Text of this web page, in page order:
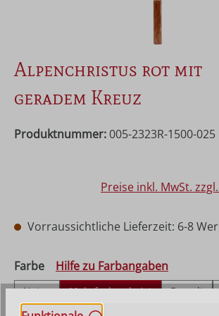
Alpenchristus rot mit
geradem Kreuz
Produktnummer: 005-2323R-1500-025
Preise inkl. MwSt.
Vorraussichtliche Lieferzeit: 6-8
Farbeauswählen
Hilfe zu Farbangaben
Natur Mehrfach gebeizt Bemalt